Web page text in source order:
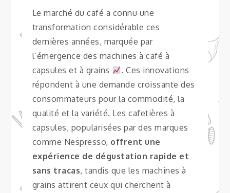
Le marché du café a connu une
transformation considérable ces
dernières années, marquée par
l’émergence des machines à café à
capsules et à grains
. Ces innovations
répondent à une demande croissante des
consommateurs pour la commodité, la
qualité et la variété. Les cafetières à
capsules, popularisées par des marques
comme Nespresso, offrent une
expérience de dégustation rapide et
sans tracas, tandis que les machines à
grains attirent ceux qui cherchent à